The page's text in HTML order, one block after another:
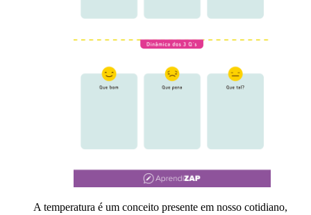
A temperatura é um conceito presente em nosso cotidiano,